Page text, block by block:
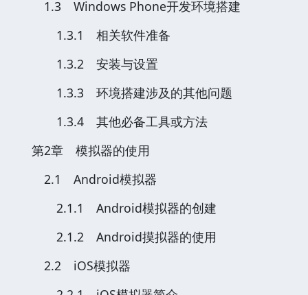
1.3 Windows Phone开发环境搭建
1.3.1 相关软件准备
1.3.2 安装与设置
1.3.3 环境搭建涉及的其他问题
1.3.4 其他必备工具或方法
第2章 模拟器的使用
2.1 Android模拟器
2.1.1 Android模拟器的创建
2.1.2 Android摸拟器的使用
2.2 iOS模拟器